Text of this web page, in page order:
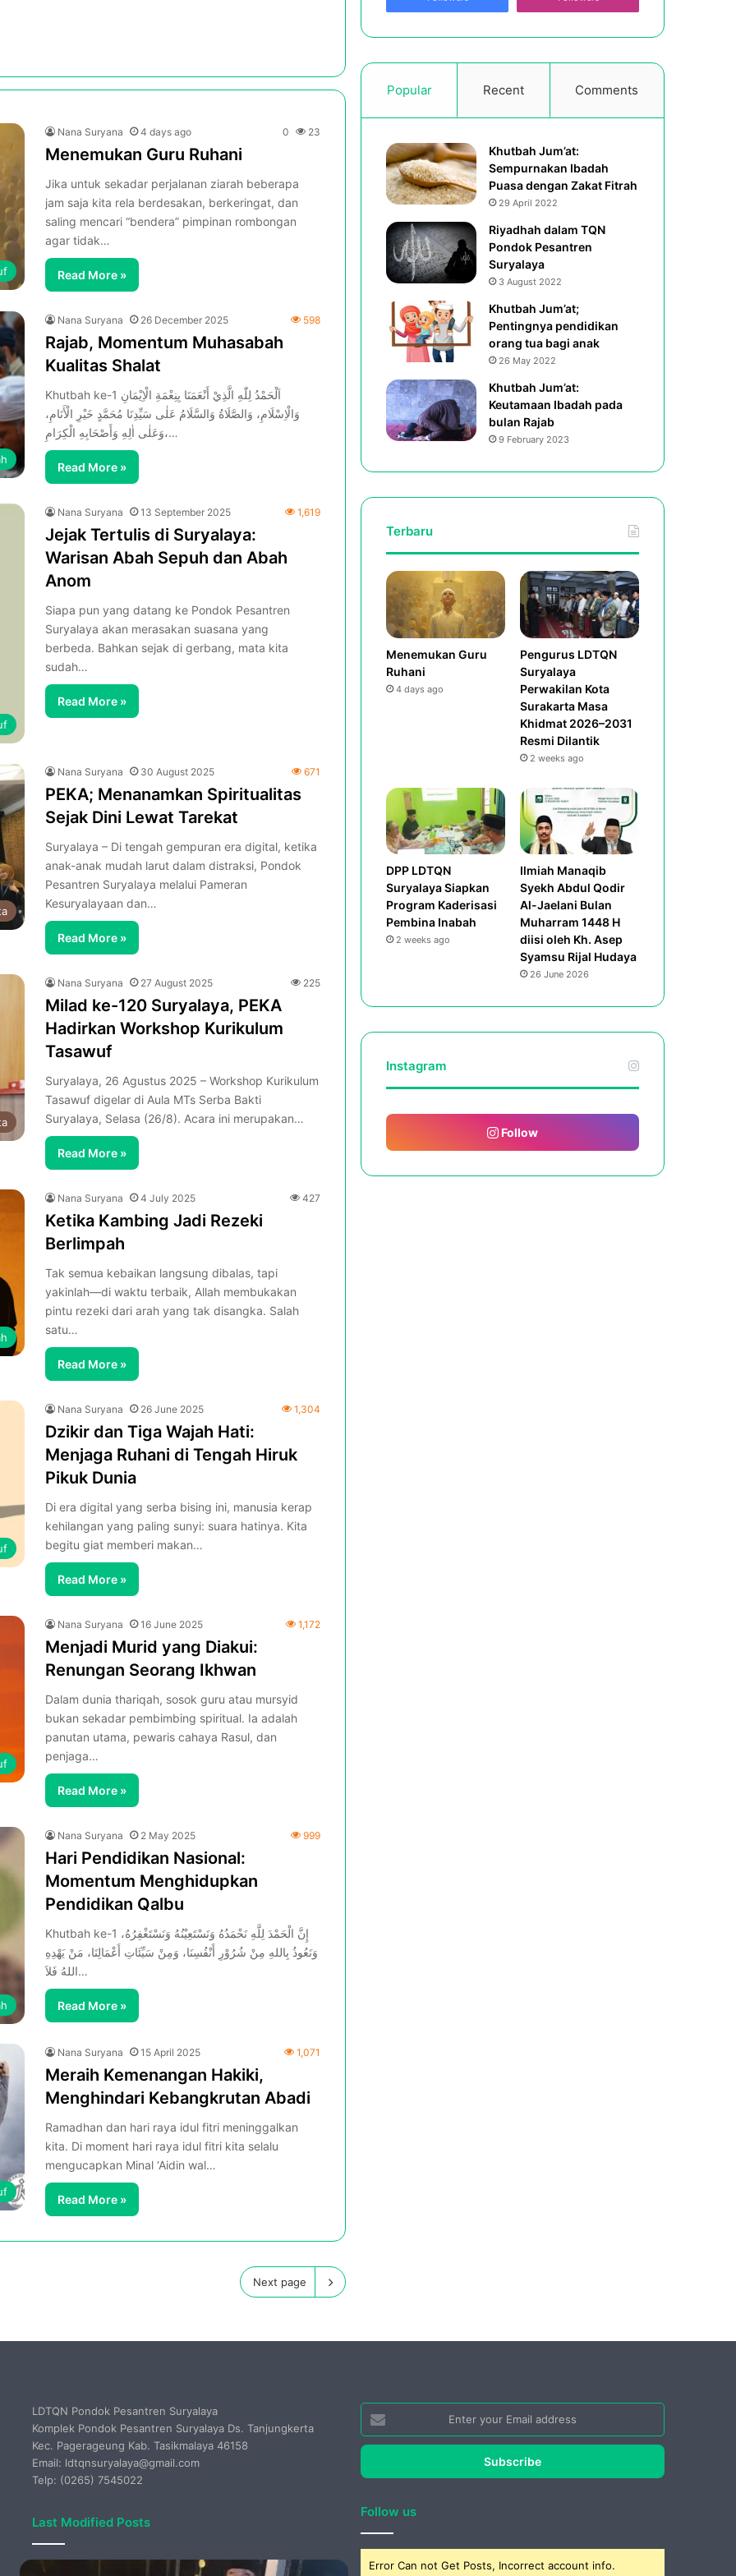
Nana Suryana 4 days ago 0 23
Menemukan Guru Ruhani
Jika untuk sekadar perjalanan ziarah beberapa
jam saja kita rela berdesakan, berkeringat, dan
saling mencari “bendera” pimpinan rombongan
agar tidak…
Read More »
Nana Suryana 26 December 2025 598
Rajab, Momentum Muhasabah
Kualitas Shalat
Khutbah ke-1 اَلْحَمْدُ لِلّٰهِ الَّذِيْ أَنْعَمَنَا بِنِعْمَةِ الْاِيْمَانِ
وَالْاِسْلَامِ، وَالصَّلَاةُ وَالسَّلَامُ عَلٰى سَيِّدِنَا مُحَمَّدٍ خَيْرِ الْأَنَامِ،
وَعَلٰى اٰلِهِ وَأَصْحَابِهِ الْكِرَامِ،…
Read More »
Nana Suryana 13 September 2025 1,619
Jejak Tertulis di Suryalaya:
Warisan Abah Sepuh dan Abah
Anom
Siapa pun yang datang ke Pondok Pesantren
Suryalaya akan merasakan suasana yang
berbeda. Bahkan sejak di gerbang, mata kita
sudah…
Read More »
Nana Suryana 30 August 2025 671
PEKA; Menanamkan Spiritualitas
Sejak Dini Lewat Tarekat
Suryalaya – Di tengah gempuran era digital, ketika
anak-anak mudah larut dalam distraksi, Pondok
Pesantren Suryalaya melalui Pameran
Kesuryalayaan dan…
Read More »
Nana Suryana 27 August 2025 225
Milad ke-120 Suryalaya, PEKA
Hadirkan Workshop Kurikulum
Tasawuf
Suryalaya, 26 Agustus 2025 – Workshop Kurikulum
Tasawuf digelar di Aula MTs Serba Bakti
Suryalaya, Selasa (26/8). Acara ini merupakan…
Read More »
Nana Suryana 4 July 2025 427
Ketika Kambing Jadi Rezeki
Berlimpah
Tak semua kebaikan langsung dibalas, tapi
yakinlah—di waktu terbaik, Allah membukakan
pintu rezeki dari arah yang tak disangka. Salah
satu…
Read More »
Nana Suryana 26 June 2025 1,304
Dzikir dan Tiga Wajah Hati:
Menjaga Ruhani di Tengah Hiruk
Pikuk Dunia
Di era digital yang serba bising ini, manusia kerap
kehilangan yang paling sunyi: suara hatinya. Kita
begitu giat memberi makan…
Read More »
Nana Suryana 16 June 2025 1,172
Menjadi Murid yang Diakui:
Renungan Seorang Ikhwan
Dalam dunia thariqah, sosok guru atau mursyid
bukan sekadar pembimbing spiritual. Ia adalah
panutan utama, pewaris cahaya Rasul, dan
penjaga…
Read More »
Nana Suryana 2 May 2025 999
Hari Pendidikan Nasional:
Momentum Menghidupkan
Pendidikan Qalbu
Khutbah ke-1 إِنَّ الْحَمْدَ لِلَّهِ نَحْمَدُهُ وَنَسْتَعِيْنُهُ وَنَسْتَغْفِرُهُ،
وَنَعُوذُ بِاللهِ مِنْ شُرُوْرِ أَنْفُسِنَا، وَمِنْ سَيِّئَاتِ أَعْمَالِنَا، مَنْ يَهْدِهِ
اللهُ فَلاَ…
Read More »
Nana Suryana 15 April 2025 1,071
Meraih Kemenangan Hakiki,
Menghindari Kebangkrutan Abadi
Ramadhan dan hari raya idul fitri meninggalkan
kita. Di moment hari raya idul fitri kita selalu
mengucapkan Minal ‘Aidin wal…
Read More »
Next page
Popular Recent Comments
Khutbah Jum’at:
Sempurnakan Ibadah
Puasa dengan Zakat Fitrah
29 April 2022
Riyadhah dalam TQN
Pondok Pesantren
Suryalaya
3 August 2022
Khutbah Jum’at;
Pentingnya pendidikan
orang tua bagi anak
26 May 2022
Khutbah Jum’at:
Keutamaan Ibadah pada
bulan Rajab
9 February 2023
Terbaru
Menemukan Guru
Ruhani
4 days ago
Pengurus LDTQN
Suryalaya
Perwakilan Kota
Surakarta Masa
Khidmat 2026–2031
Resmi Dilantik
2 weeks ago
DPP LDTQN
Suryalaya Siapkan
Program Kaderisasi
Pembina Inabah
2 weeks ago
Ilmiah Manaqib
Syekh Abdul Qodir
Al-Jaelani Bulan
Muharram 1448 H
diisi oleh Kh. Asep
Syamsu Rijal Hudaya
26 June 2026
Instagram
Follow
LDTQN Pondok Pesantren Suryalaya
Komplek Pondok Pesantren Suryalaya Ds. Tanjungkerta
Kec. Pagerageung Kab. Tasikmalaya 46158
Email: ldtqnsuryalaya@gmail.com
Telp: (0265) 7545022
Last Modified Posts
Enter
your
Email
Follow us
Error Can not Get Posts, Incorrect account info.